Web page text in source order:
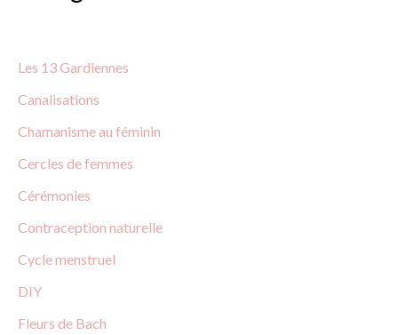
c
h
e
r
:
Les 13 Gardiennes
Canalisations
Chamanisme au féminin
Cercles defemmes
Cérémonies
Contraception naturelle
Cycle menstruel
DIY
Fleurs de Bach